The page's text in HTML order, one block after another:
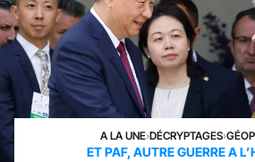
A LA UNE›DÉCRYPTAGES›
ET PAF, AUTRE GUERRE A